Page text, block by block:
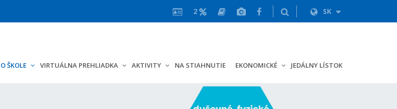
2 SK
O ŠKOLE VIRTUÁLNA PREHLIADKA AKTIVITY NA STIAHNUTIE EKONOMICKÉ JEDÁLNY LÍSTOK